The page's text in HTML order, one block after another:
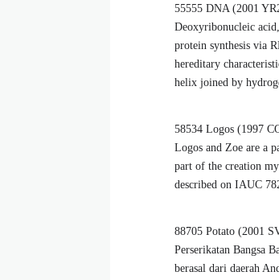
55555 DNA (2001
Deoxyribonucleic
protein synthesis via
hereditary
helix joined by
58534 Logos (1997
Logos and Zoe are a
part of the creation
described on IAUC
88705 Potato (2001
Perserikatan Bangsa
berasal dari daerah